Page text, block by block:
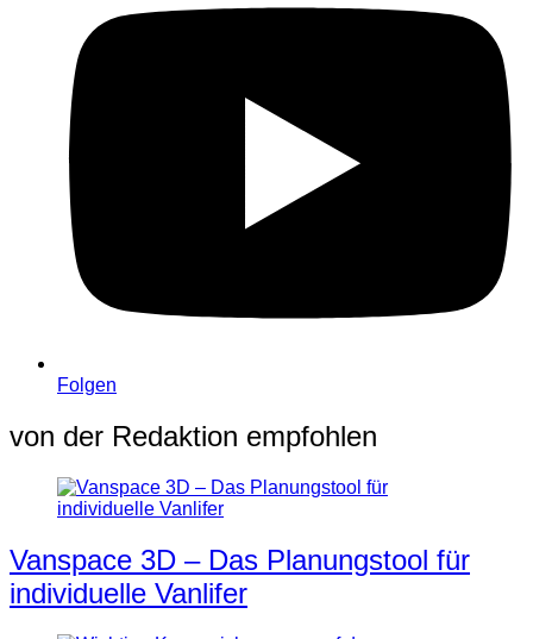
Folgen
von der Redaktion empfohlen
Vanspace 3D – Das Planungstool für
individuelle Vanlifer